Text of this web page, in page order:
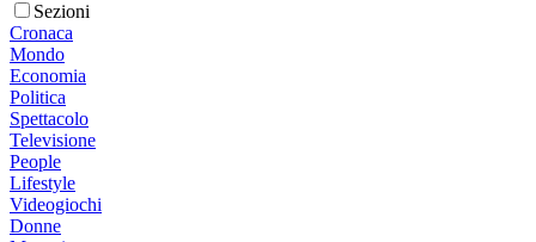
Sezioni
Cronaca
Mondo
Economia
Politica
Spettacolo
Televisione
People
Lifestyle
Videogiochi
Donne